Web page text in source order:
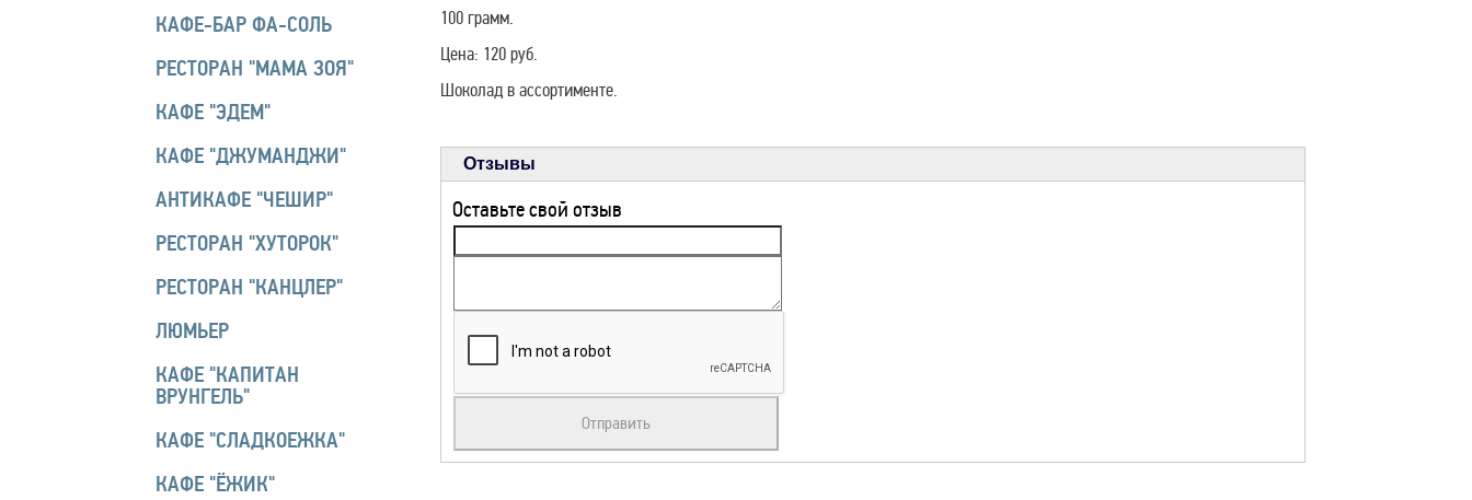
КАФЕ-БАР ФА-СОЛЬ
РЕСТОРАН "МАМА ЗОЯ"
КАФЕ "ЭДЕМ"
КАФЕ "ДЖУМАНДЖИ"
АНТИКАФЕ "ЧЕШИР"
РЕСТОРАН "ХУТОРОК"
РЕСТОРАН "КАНЦЛЕР"
ЛЮМЬЕР
КАФЕ "КАПИТАН
ВРУНГЕЛЬ"
КАФЕ "СЛАДКОЕЖКА"
КАФЕ "ЁЖИК"
100 грамм.
Цена: 120 руб.
Шоколад в ассортименте.
Отзывы
Оставьте свой отзыв